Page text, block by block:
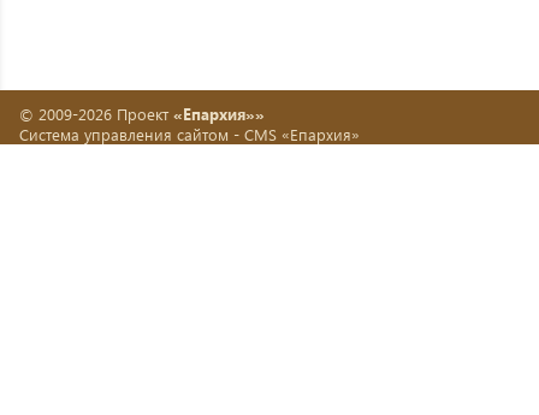
© 2009-2026 Проект «Епархия»»
Система управления сайтом - CMS «Епархия»